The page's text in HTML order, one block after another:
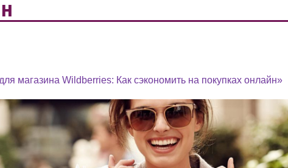
магазина Wildberries: Как сэкономить на покупках онлайн»